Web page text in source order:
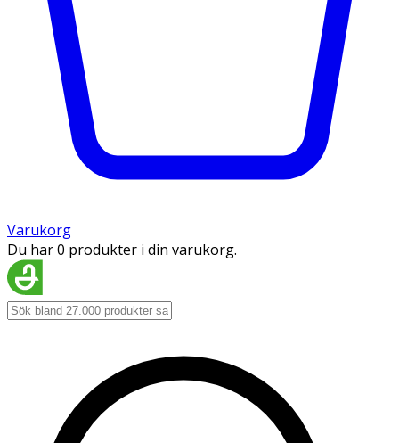
Varukorg
Du har 0 produkter i din varukorg.